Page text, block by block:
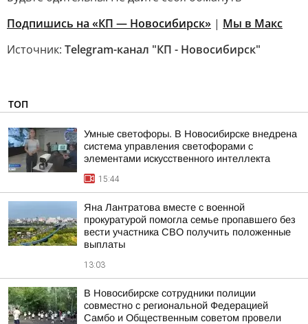
Подпишись на «КП — Новосибирск» | Мы в Mакс
Источник: Telegram-канал "КП - Новосибирск"
ТОП
Умные светофоры. В Новосибирске внедрена
система управления светофорами с
элементами искусственного интеллекта
15:44
Яна Лантратова вместе с военной
прокуратурой помогла семье пропавшего без
вести участника СВО получить положенные
выплаты
13:03
В Новосибирске сотрудники полиции
совместно с региональной Федерацией
Самбо и Общественным советом провели